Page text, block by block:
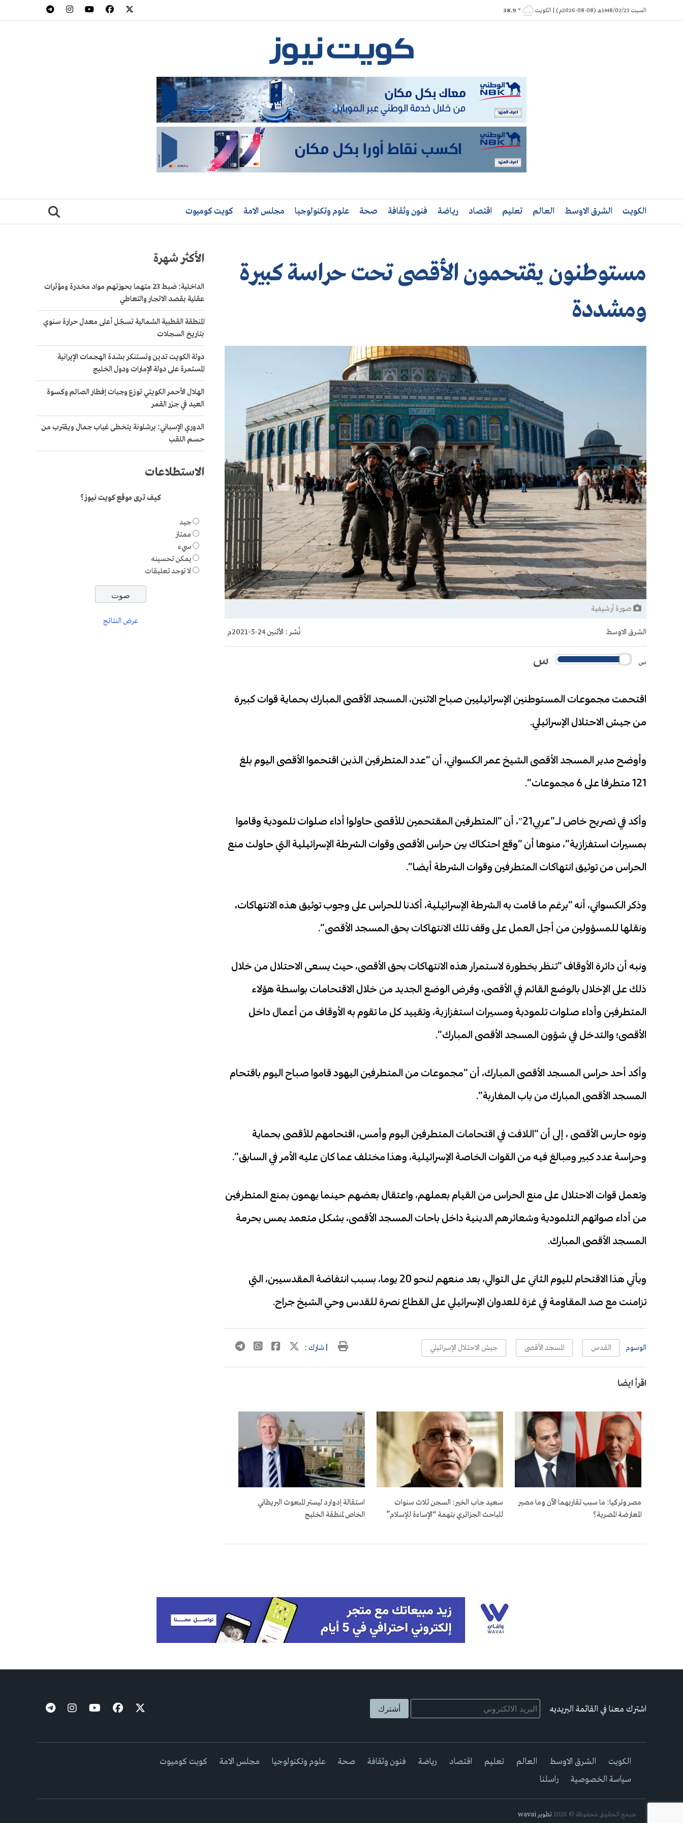
to
السبت 1448/02/25هـ (08-08-2026م) | الكويت ° 38.9
الكويت الشرق الاوسط العالم تعليم اقتصاد رياضة فنون وثقافة صحة علوم وتكنولوجيا مجلس الامة كويت كوميوت
مستوطنون يقتحمون الأقصى تحت حراسة كبيرة
ومشددة
صورة أرشيفية
الشرق الاوسط نُشر : الأثنين 24-5-2021م
س س
اقتحمت مجموعات المستوطنين الإسرائيليين صباح الاثنين، المسجد الأقصى المبارك بحماية قوات كبيرة
من جيش الاحتلال الإسرائيلي.
وأوضح مدير المسجد الأقصى الشيخ عمر الكسواني، أن “عدد المتطرفين الذين اقتحموا الأقصى اليوم بلغ
121 متطرفا على 6 مجموعات”.
وأكد في تصريح خاص لـ”عربي21″، أن “المتطرفين المقتحمين للأقصى حاولوا أداء صلوات تلمودية وقاموا
بمسيرات استفزازية”، منوها أن “وقع احتكاك بين حراس الأقصى وقوات الشرطة الإسرائيلية التي حاولت منع
الحراس من توثيق انتهاكات المتطرفين وقوات الشرطة أيضا”.
وذكر الكسواني، أنه “برغم ما قامت به الشرطة الإسرائيلية، أكدنا للحراس على وجوب توثيق هذه الانتهاكات،
ونقلها للمسؤولين من أجل العمل على وقف تلك الانتهاكات بحق المسجد الأقصى”.
ونبه أن دائرة الأوقاف “تنظر بخطورة لاستمرار هذه الانتهاكات بحق الأقصى، حيث يسعى الاحتلال من خلال
ذلك على الإخلال بالوضع القائم في الأقصى، وفرض الوضع الجديد من خلال الاقتحامات بواسطة هؤلاء
المتطرفين وأداء صلوات تلمودية ومسيرات استفزازية، وتقييد كل ما تقوم به الأوقاف من أعمال داخل
الأقصى؛ والتدخل في شؤون المسجد الأقصى المبارك”.
وأكد أحد حراس المسجد الأقصى المبارك، أن “مجموعات من المتطرفين اليهود قاموا صباح اليوم باقتحام
المسجد الأقصى المبارك من باب المغاربة”.
ونوه حارس الأقصى ، إلى أن “اللافت في اقتحامات المتطرفين اليوم وأمس، اقتحامهم للأقصى بحماية
وحراسة عدد كبير ومبالغ فيه من القوات الخاصة الإسرائيلية، وهذا مختلف عما كان عليه الأمر في السابق”.
وتعمل قوات الاحتلال على منع الحراس من القيام بعملهم، واعتقال بعضهم حينما يهمون بمنع المتطرفين
من أداء صواتهم التلمودية وشعائرهم الدينية داخل باحات المسجد الأقصى، بشكل متعمد يمس بحرمة
المسجد الأقصى المبارك.
ويأتي هذا الاقتحام لليوم الثاني على التوالي، بعد منعهم لنحو 20 يوما، بسبب انتفاضة المقدسيين، التي
تزامنت مع صد المقاومة في غزة للعدوان الإسرائيلي على القطاع نصرة للقدس وحي الشيخ جراح.
الوسوم القدس المسجد الأقصى جيش الاحتلال الإسرائيلي | شارك :
اقرأ ايضا
مصر وتركيا: ما سبب تقاربهما الآن وما مصير
المعارضة المصرية؟
سعيد جاب الخير: السجن ثلاث سنوات
للباحث الجزائري بتهمة “الإساءة للإسلام”
استقالة إدوارد ليستر المبعوث البريطاني
الخاص لمنطقة الخليج
الأكثر شهرة
الداخلية: ضبط 23 متهما بحوزتهم مواد مخدرة ومؤثرات
عقلية بقصد الاتجار والتعاطي
المنطقة القطبية الشمالية تسجّل أعلى معدل حرارة سنوي
بتاريخ السجلات
دولة الكويت تدين وتستنكر بشدة الهجمات الإيرانية
المستمرة على دولة الإمارات ودول الخليج
الهلال الأحمر الكويتي توزع وجبات إفطار الصائم وكسوة
العيد في جزر القمر
الدوري الإسباني: برشلونة يتخطى غياب جمال ويقترب من
حسم اللقب
الاستطلاعات
كيف ترى موقع كويت نيوز؟
جيد
ممتاز
سيء
يمكن تحسينه
لا توجد تعليقات
عرض النتائج
اشترك معنا في القائمة البريديه
الكويت الشرق الاوسط العالم تعليم اقتصاد رياضة فنون وثقافة صحة علوم وتكنولوجيا مجلس الامة
كويت كوميوت
سياسة الخصوصية
راسلنا
جيمع الحقوق محفوظة © 2026 تطوير wavai